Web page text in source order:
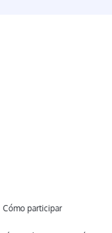
Cómo participar